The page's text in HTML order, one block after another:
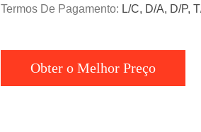
Termos De Pagamento: L/C, D/A, D/P,
Obter o Melhor Preço